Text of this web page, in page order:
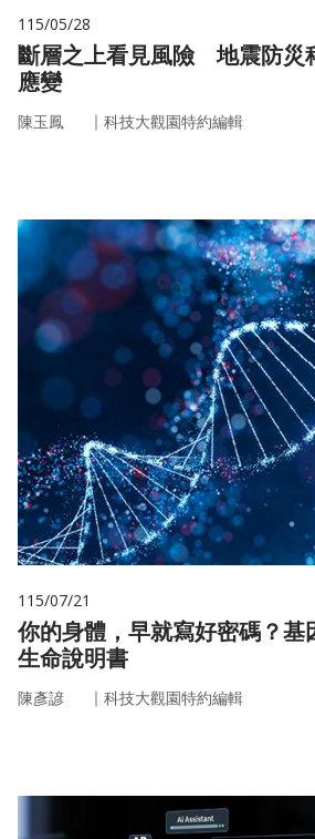
115/05/28
斷層之上看見風險 地震防災
應變
陳玉鳳 ｜ 科技大觀園特約編輯
115/07/21
你的身體，早就寫好密碼？基
生命說明書
陳彥諺 ｜ 科技大觀園特約編輯